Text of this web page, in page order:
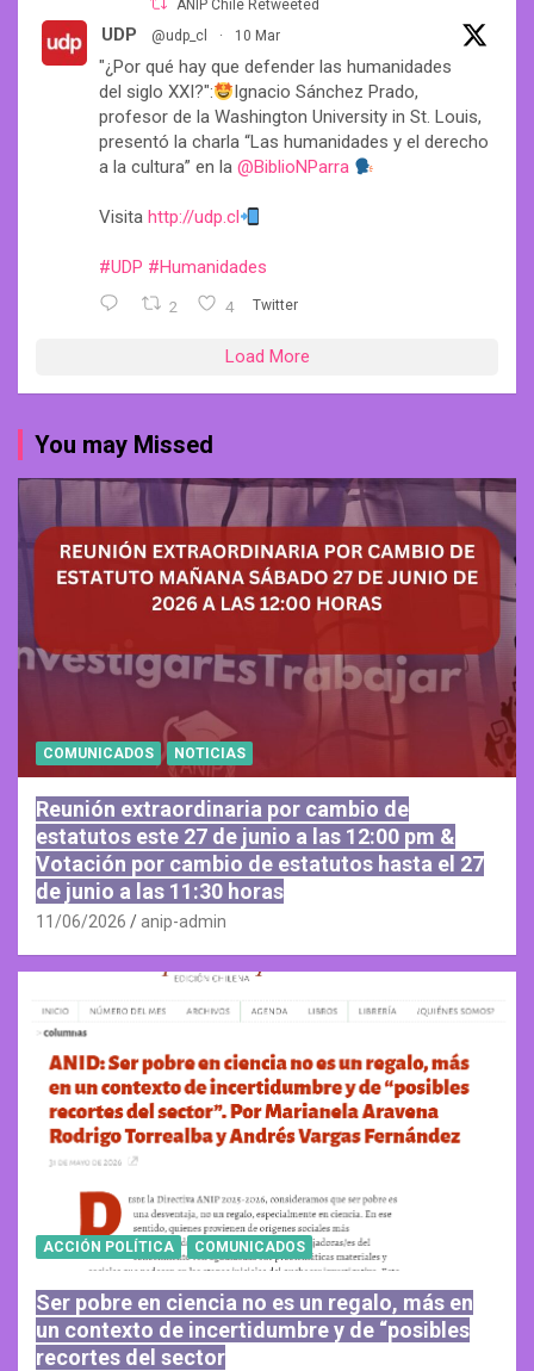
ANIP Chile Retweeted
UDP @udp_cl · 10 Mar
"¿Por qué hay que defender las humanidades
del siglo XXI?":
Ignacio Sánchez Prado,
profesor de la Washington University in St. Louis,
presentó la charla “Las humanidades y el derecho
a la cultura” en la @BiblioNParra
Visita http://udp.cl
#UDP #Humanidades
2 4 Twitter
Load More
You may Missed
COMUNICADOS NOTICIAS
Reunión extraordinaria por cambio de
estatutos este 27 de junio a las 12:00 pm &
Votación por cambio de estatutos hasta el 27
de junio a las 11:30 horas
11/06/2026 anip-admin
ACCIÓN POLÍTICA COMUNICADOS
Ser pobre en ciencia no es un regalo, más en
un contexto de incertidumbre y de “posibles
recortes del sector